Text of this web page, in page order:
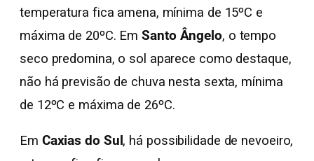
temperatura fica amena, mínima de 15ºC e
máxima de 20ºC. EmSanto Ângelo, o tempo
seco predomina, o sol aparece como destaque,
não há previsão de chuva nesta sexta, mínima
de 12ºC e máxima de 26ºC.
Em Caxias do Sul , há possibilidade de nevoeiro,